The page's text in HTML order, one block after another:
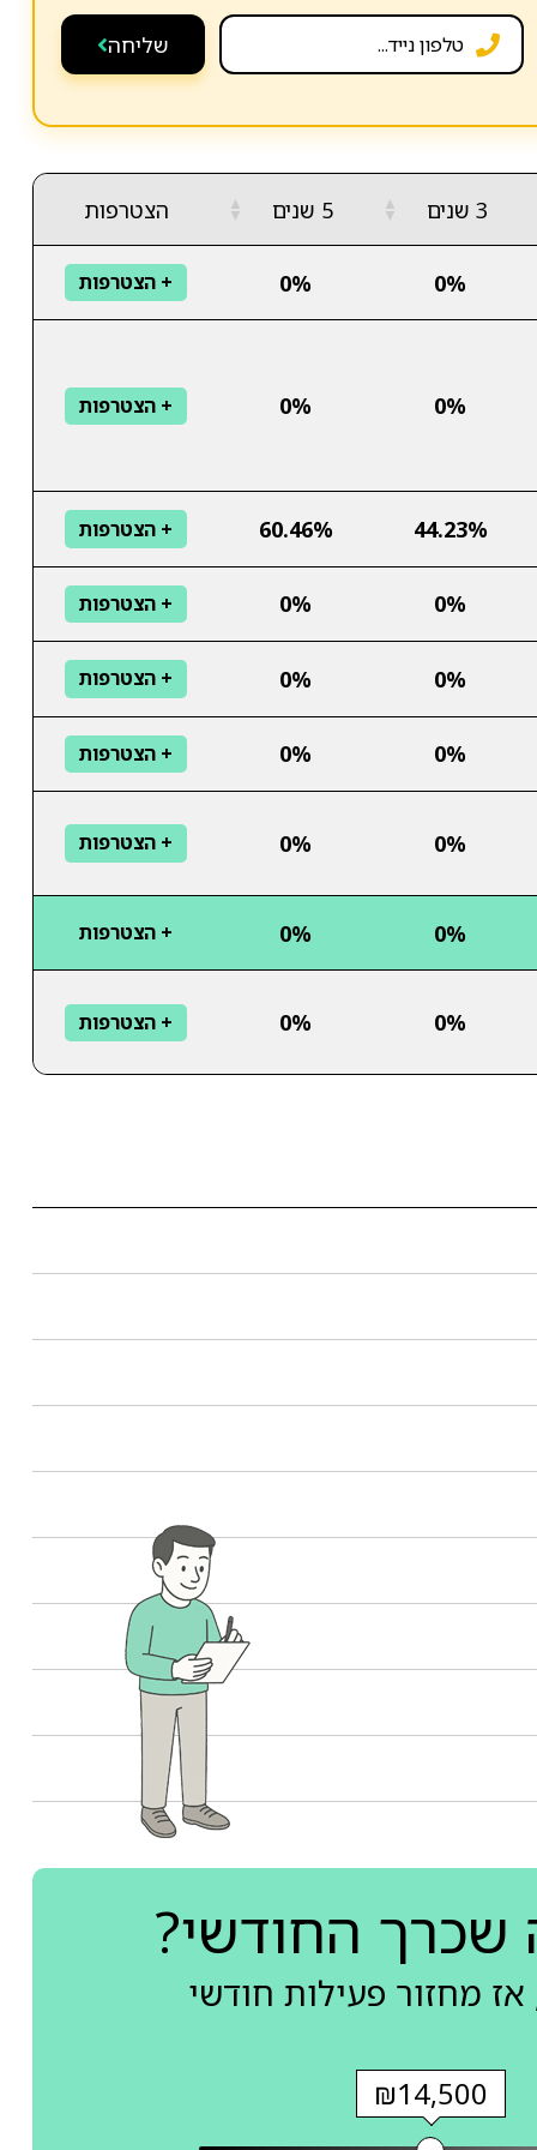
שליחה
3 שנים ▲
▼ 5 שנים ▲
▼ הצטרפות
0%
0% + הצטרפות
0%
0% + הצטרפות
44.23%
60.46% + הצטרפות
0%
0% + הצטרפות
0%
0% + הצטרפות
0%
0% + הצטרפות
0%
0% + הצטרפות
0%
0% + הצטרפות
0%
0% + הצטרפות
שכרך החודשי?
מחזור פעילות חודשי
₪14,500